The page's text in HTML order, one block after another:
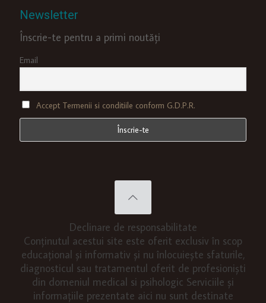
Newsletter
Înscrie-te pentru a primi noutăți
Email
Accept Termenii si conditiile conform G.D.P.R.
Declinare de responsabilitate
Conținutul acestui site este oferit exclusiv în scop
educațional și informativ și nu înlocuiește sfaturile,
diagnosticul sau tratamentul oferit de profesioniști
din domeniul medical si psihologic Serviciile și
informațiile prezentate aici nu sunt destinate